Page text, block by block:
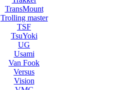
TransMount
Trolling master
TSF
TsuYoki
UG
Usami
Van Fook
Versus
Vision